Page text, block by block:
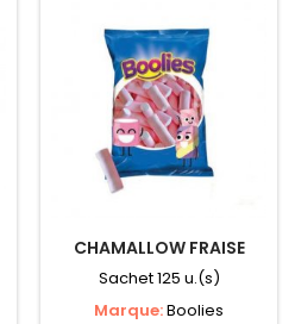
CHAMALLOW FRAISE
Sachet 125 u.(s)
Marque:Boolies